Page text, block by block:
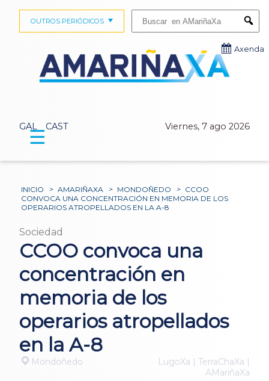
GAL CAST Viernes, 7 ago 2026
OUTROS PERIÓDICOS
Axenda
☰
INICIO > AMARIÑAXA > MONDOÑEDO > CCOO
CONVOCA UNA CONCENTRACIÓN EN MEMORIA DE LOS
OPERARIOS ATROPELLADOS EN LA A-8
Sociedad
CCOO convoca una
concentración en
memoria de los
operarios atropellados
en la A-8
Mondoñedo
LugoXa | TerraChaXa |
AMariñaXa